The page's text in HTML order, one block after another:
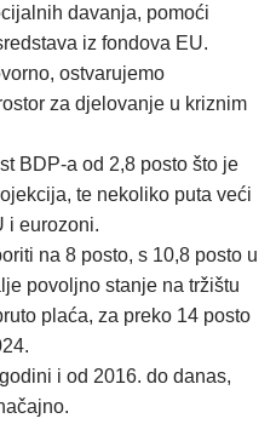
davanja, pomoći
iz fondova EU.
ostvarujemo
za djelovanje u kriznim
BDP-a od 2,8 posto što je
te nekoliko puta veći
i eurozoni.
na 8 posto, s 10,8 posto u
povoljno stanje na tržištu
plaća, za preko 14 posto
i od 2016. do danas,